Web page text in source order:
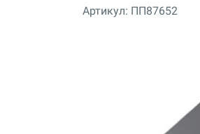
Артикул: ПП87652